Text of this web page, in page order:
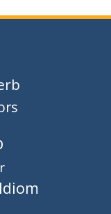
Idiom